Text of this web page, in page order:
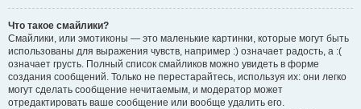
Что такое смайлики?
Смайлики, или эмотиконы — это маленькие картинки, которые могут быть
использованы для выражения чувств, например :) означает радость, а :(
означает грусть. Полный список смайликов можно увидеть в форме
создания сообщений. Только не перестарайтесь, используя их: они легко
могут сделать сообщение нечитаемым, и модератор может
отредактировать ваше сообщение или вообще удалить его.